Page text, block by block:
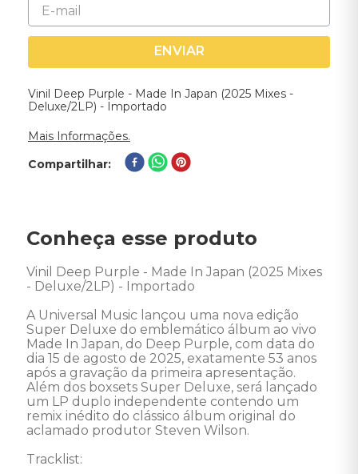
ENVIAR
Vinil Deep Purple - Made In Japan (2025 Mixes -
Deluxe/2LP) - Importado
Mais Informações.
Compartilhar
Conheça esse produto
Vinil Deep Purple - Made In Japan (2025 Mixes
- Deluxe/2LP) - Importado
A Universal Music lançou uma nova edição
Super Deluxe do emblemático álbum ao vivo
Made In Japan, do Deep Purple, com data do
dia 15 de agosto de 2025, exatamente 53 anos
após a gravação da primeira apresentação.
Além dos boxsets Super Deluxe, será lançado
um LP duplo independente contendo um
remix inédito do clássico álbum original do
aclamado produtor Steven Wilson.
Tracklist: